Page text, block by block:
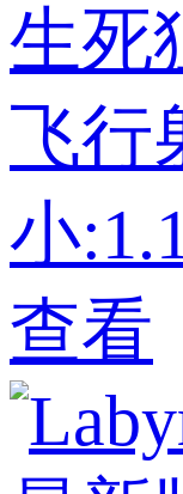
生死
飞行
小
查看